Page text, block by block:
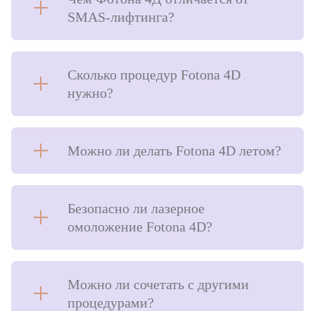
SMAS-лифтинга?
Сколько процедур Fotona 4D
нужно?
Можно ли делать Fotona 4D летом?
Безопасно ли лазерное
омоложение Fotona 4D?
Можно ли сочетать с другими
процедурами?